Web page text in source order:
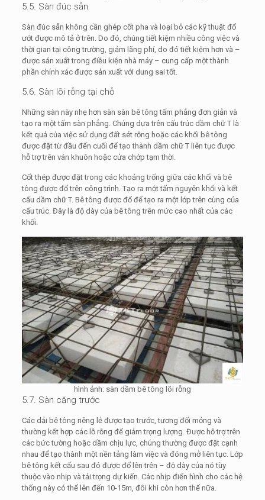
5.5. Sàn đúc sẵn
Sàn đúc sẵn không cần ghép cốt pha và loại bỏ các kỹ thuật đổ
ướt được mô tả ở trên. Do đó, chúng tiết kiệm nhiều công việc và
thời gian tại công trường, giảm lãng phí, do đó tiết kiệm hơn và –
được sản xuất trong điều kiện nhà máy – cung cấp một thành
phần chính xác được sản xuất với dung sai tốt.
5.6. Sàn lõi rỗng tại chỗ
Những sàn này nhẹ hơn sàn sàn bê tông tấm phẳng đơn giản và
tạo ra một tấm sàn phẳng. Chúng dựa trên cấu trúc dầm chữ T là
kết quả của việc sử dụng đất sét rỗng hoặc các khối bê tông
được đặt từ đầu đến cuối để tạo thành dầm chữ T liên tục được
hỗ trợ trên ván khuôn hoặc cửa chớp tạm thời.
Cốt thép được đặt trong các khoảng trống giữa các khối và bê
tông được đổ trên công trình. Tạo ra một tấm nguyên khối và kết
cấu dầm chữ T. Bê tông được đổ để tạo ra một lớp trên cùng của
cấu trúc. Đây là độ dày của bê tông trên mức cao nhất của các
khối.
hình ảnh: sàn dầm bê tông lõi rỗng
5.7. Sàn căng trước
Các dải bê tông riêng lẻ được tạo trước, tương đối mỏng và
thường kết hợp các lỗ rỗng để giảm trọng lượng. Được hỗ trợ trên
các bức tường hoặc dầm chịu lực, chúng thường được đặt cạnh
nhau để tạo thành một nền tảng làm việc và đóng mở liên tục. Lớp
bê tông kết cấu sau đó được đổ lên trên – độ dày của nó tùy
thuộc vào nhịp và tải trọng dự kiến. Các nhịp điển hình cho các hệ
thống này có thể lên đến 10-15m, đôi khi còn hơn thế nữa.